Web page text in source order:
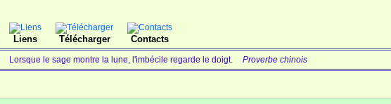
Liens Télécharger Contacts
Lorsque le sage montre la lune, l'imbécile regarde le doigt. Proverbe chinois